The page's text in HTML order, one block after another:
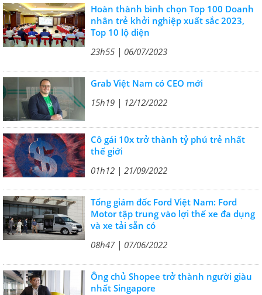
Hoàn thành bình chọn Top 100 Doanh
nhân trẻ khởi nghiệp xuất sắc 2023,
Top 10 lộ diện
23h55 | 06/07/2023
Grab Việt Nam có CEO mới
15h19 | 12/12/2022
Cô gái 10x trở thành tỷ phú trẻ nhất
thế giới
01h12 | 21/09/2022
Tổng giám đốc Ford Việt Nam: Ford
Motor tập trung vào lợi thế xe đa dụng
và xe tải sẵn có
08h47 | 07/06/2022
Ông chủ Shopee trở thành người giàu
nhất Singapore